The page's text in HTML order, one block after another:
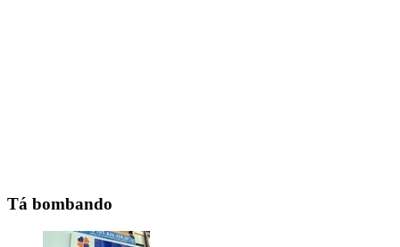
Tá bombando